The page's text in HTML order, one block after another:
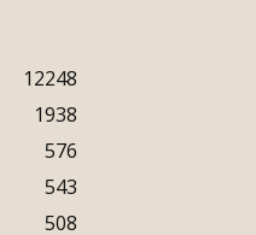
12248
1938
576
543
508